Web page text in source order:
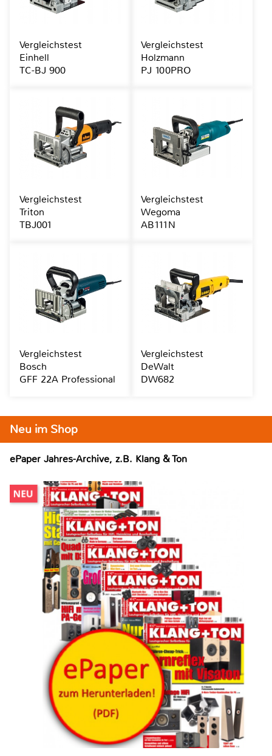
Neu im Shop
ePaper Jahres-Archive, z.B. Klang & Ton
Vergleichstest
Einhell
TC-BJ 900
Vergleichstest
Holzmann
PJ 100PRO
Vergleichstest
Triton
TBJ001
Vergleichstest
Wegoma
AB111N
Vergleichstest
Bosch
GFF 22A Professional
Vergleichstest
DeWalt
DW682